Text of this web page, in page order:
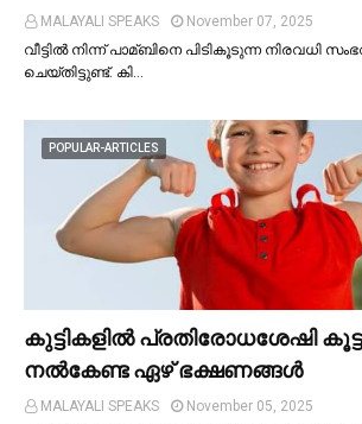
MALAYALI SPEAKS
November 07, 2025
വീട്ടില്‍ നിന്ന് പാമ്ബിനെ പിടികൂടുന്ന നിരവധി
ചെയ്തിട്ടുണ്ട്. കി…
POPULAR-ARTICLES
കുട്ടികളില്‍ പ്രതിരോധശേഷി
നല്‍കേണ്ട ഏഴ് ഭക്ഷണങ്ങള്‍
MALAYALI SPEAKS
November 05, 2025